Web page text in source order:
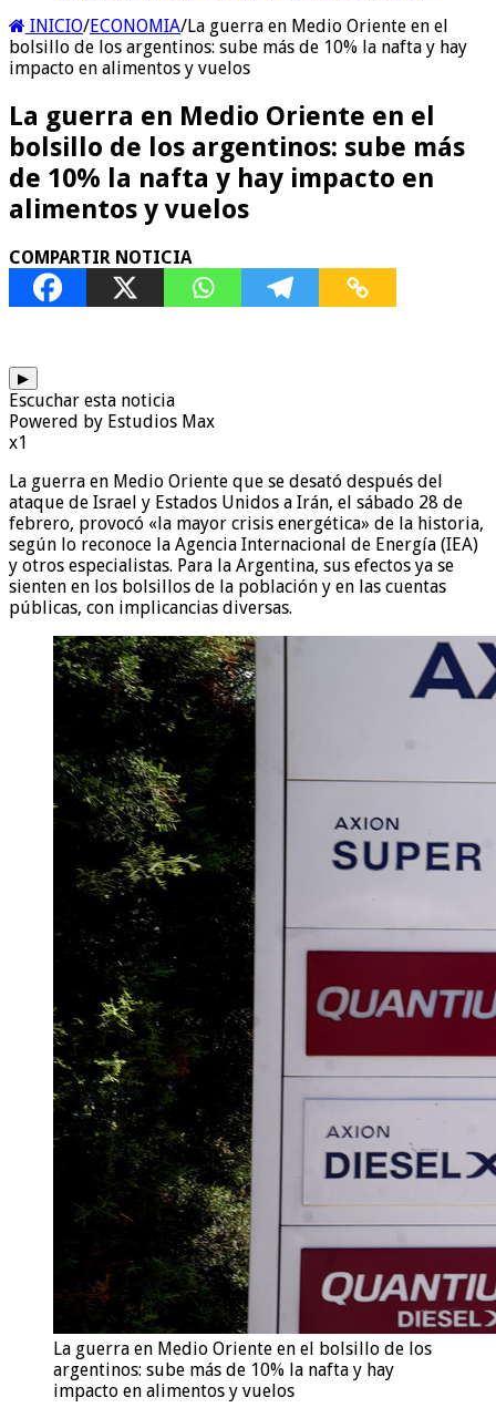
INICIO/ECONOMIA/La guerra en Medio Oriente en el
bolsillo de los argentinos: sube más de 10% la nafta y hay
impacto en alimentos y vuelos
La guerra en Medio Oriente en el
bolsillo de los argentinos: sube más
de 10% la nafta y hay impacto en
alimentos y vuelos
COMPARTIR NOTICIA
▶
Escuchar esta noticia
Powered by Estudios Max
x1
La guerra en Medio Oriente que se desató después del
ataque de Israel y Estados Unidos a Irán, el sábado 28 de
febrero, provocó «la mayor crisis energética» de la historia,
según lo reconoce la Agencia Internacional de Energía (IEA)
y otros especialistas. Para la Argentina, sus efectos ya se
sienten en los bolsillos de la población y en las cuentas
públicas, con implicancias diversas.
La guerra en Medio Oriente en el bolsillo de los
argentinos: sube más de 10% la nafta y hay
impacto en alimentos y vuelos